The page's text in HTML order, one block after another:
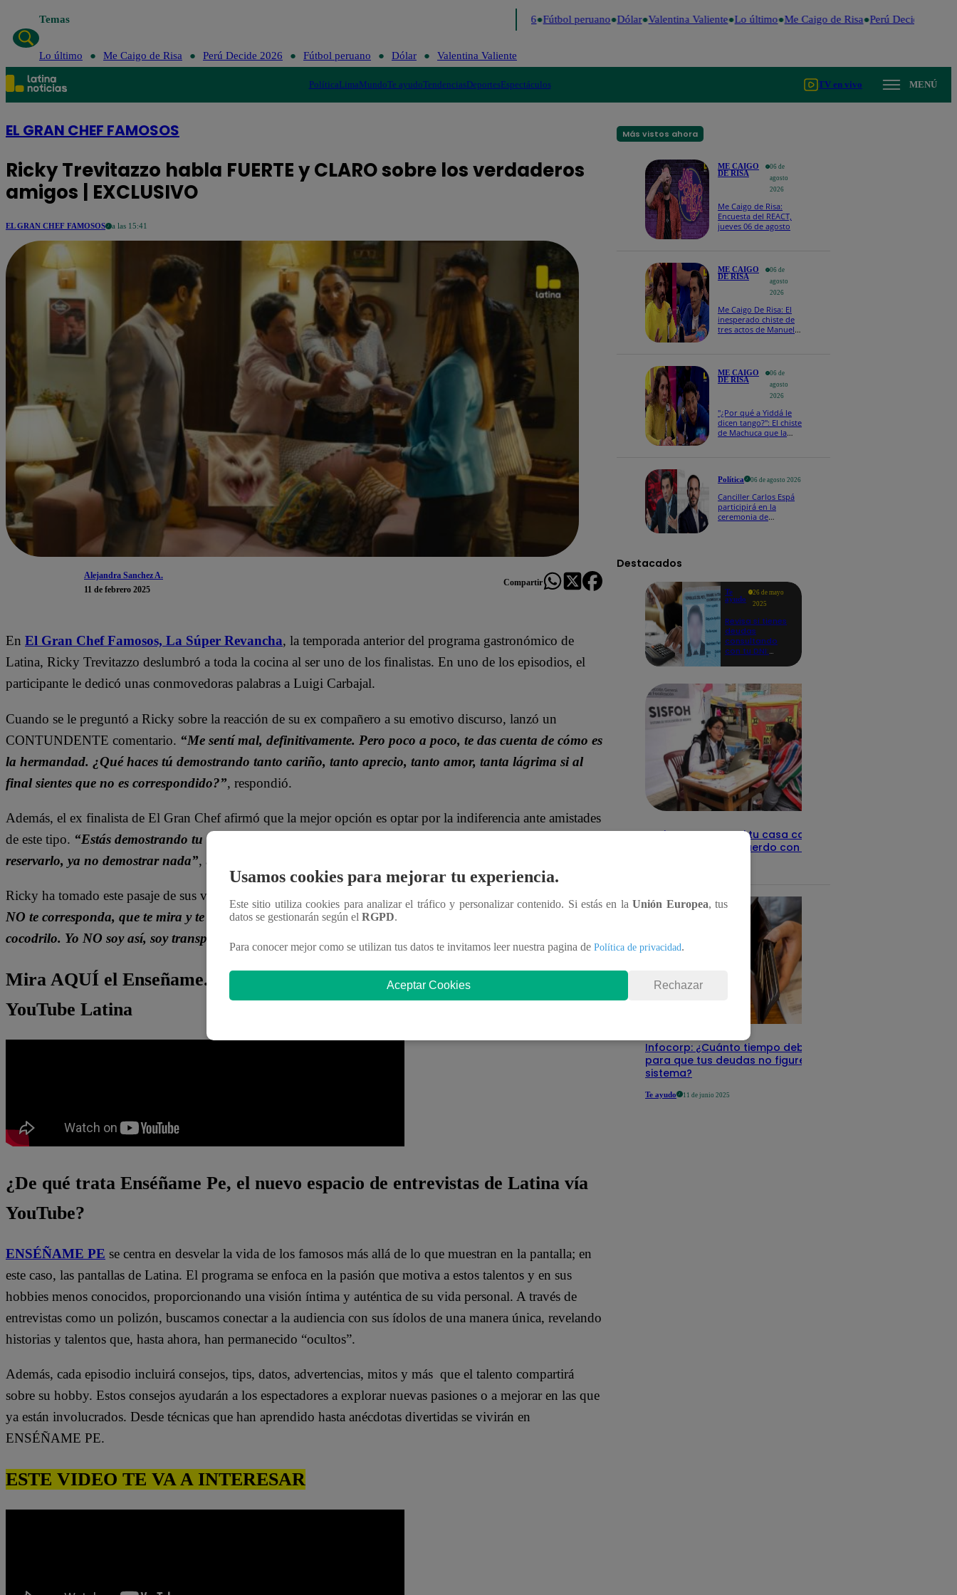
Temas Fútbol peruano Dólar Valentina Valiente Lo último Me Caigo de Risa Perú Decide 2026
Lo último Me Caigo de Risa Perú Decide 2026 Fútbol peruano Dólar Valentina Valiente
PolíticaLimaMundoTe ayudoTendenciasDeportesEspectáculos TV en vivo MENÚ
EL GRAN CHEF FAMOSOS
Ricky Trevitazzo habla FUERTE y CLARO sobre los verdaderos
amigos | EXCLUSIVO
EL GRAN CHEF FAMOSOS a las 15:41
Alejandra Sanchez A.
11 de febrero 2025
Compartir
En El Gran Chef Famosos, La Súper Revancha, la temporada anterior del programa gastronómico de
Latina, Ricky Trevitazzo deslumbró a toda la cocina al ser uno de los finalistas. En uno de los episodios, el
participante le dedicó unas conmovedoras palabras a Luigi Carbajal.
Cuando se le preguntó a Ricky sobre la reacción de su ex compañero a su emotivo discurso, lanzó un
CONTUNDENTE comentario. “Me sentí mal, definitivamente. Pero poco a poco, te das cuenta de cómo es
la hermandad. ¿Qué haces tú demostrando tanto cariño, tanto aprecio, tanto amor, tanta lágrima si al
final sientes que no es correspondido?”, respondió.
Además, el ex finalista de El Gran Chef afirmó que la mejor opción es optar por la indiferencia ante amistades
de este tipo. “Estás demostrando tu cariño, tu amor, tus sentimientos AL AIRE. Mejor, simplemente,
reservarlo, ya no demostrar nada”, aseguró.
Ricky ha tomado este pasaje de sus vida como una lección de vida.
NO te corresponda, que te mira y te diga no te creo y que fomente al decir eso de son lágrimas de
cocodrilo. Yo NO soy así, soy transparente”
Mira AQUÍ el Enseñame.pe de Ricky Trevitazzo COMPLETO vía
YouTube Latina
¿De qué trata Enséñame Pe, el nuevo espacio de entrevistas de Latina vía
YouTube?
ENSÉÑAME PE se centra en desvelar la vida de los famosos más allá de lo que muestran en la pantalla; en
este caso, las pantallas de Latina. El programa se enfoca en la pasión que motiva a estos talentos y en sus
hobbies menos conocidos, proporcionando una visión íntima y auténtica de su vida personal. A través de
entrevistas como un polizón, buscamos conectar a la audiencia con sus ídolos de una manera única, revelando
historias y talentos que, hasta ahora, han permanecido “ocultos”.
Además, cada episodio incluirá consejos, tips, datos, advertencias, mitos y más que el talento compartirá
sobre su hobby. Estos consejos ayudarán a los espectadores a explorar nuevas pasiones o a mejorar en las que
ya están involucrados. Desde técnicas que han aprendido hasta anécdotas divertidas se vivirán en
ENSÉÑAME PE.
ESTE VIDEO TE VA A INTERESAR
Más vistos ahora
ME CAIGO
DE RISA
06 de
agosto
2026
Me Caigo de Risa:
Encuesta del REACT,
jueves 06 de agosto
ME CAIGO
DE RISA
06 de
agosto
2026
Me Caigo De Risa: El
inesperado chiste de
tres actos de Manuel
ME CAIGO
DE RISA
06 de
agosto
2026
"¿Por qué a Yiddá le
dicen tango?": El chiste
de Machuca que la
Política 06 de agosto 2026
Canciller Carlos Espá
participirá en la
ceremonia de
Destacados
Te
ayudo
26 de mayo
2025
Revisa si tienes
deudas
consultando
con tu DNI:
detalles
Revisa con tu DNI si tu casa califica
como pobre, de acuerdo con el Sisfoh
Infocorp: ¿Cuánto tiempo debe pasar
para que tus deudas no figuren en su
sistema?
Te ayudo 11 de junio 2025
Usamos cookies para mejorar tu experiencia.
Este sitio utiliza cookies para analizar el tráfico y personalizar contenido. Si estás en laUnión Europea, tus
datos se gestionarán según el RGPD.
Para conocer mejor como se utilizan tus datos te invitamos leer nuestra pagina de Política de privacidad.
Aceptar Cookies Rechazar